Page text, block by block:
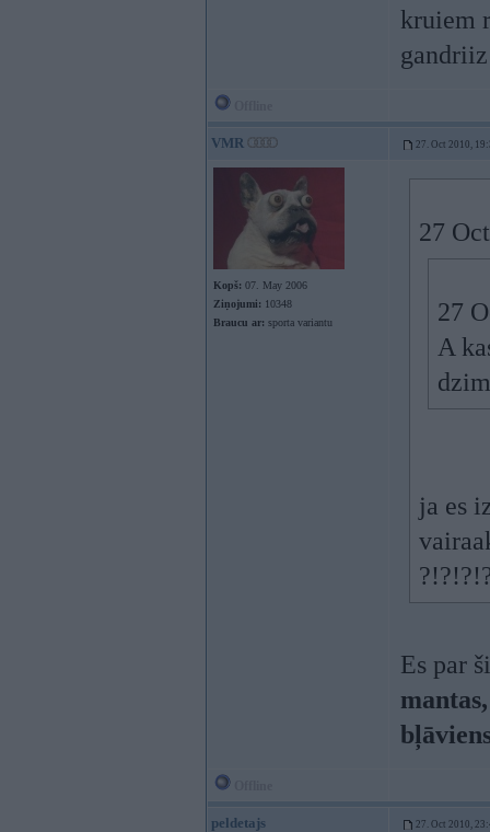
kruiem
VMR 27. Oct 2010,
Kopš: 07. May 2006
Ziņojumi: 10348
Braucu ar: sporta variantu
27
27
A
ja es
Es par
peldetajs 27. Oct 2010,